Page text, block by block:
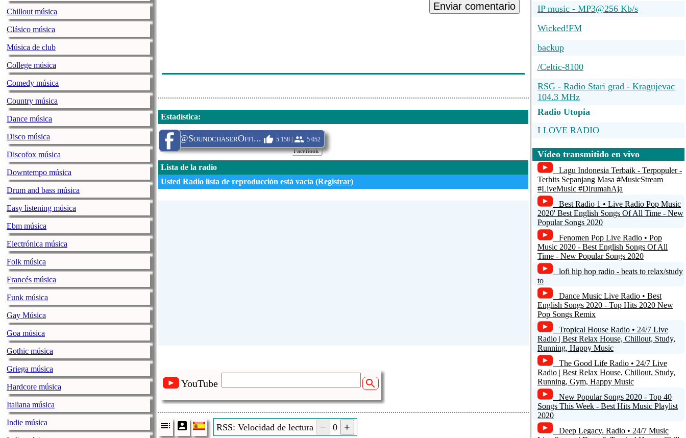
Chillout música
Clásico música
Música de club
College música
Comedy música
Country música
Dance música
Disco música
Discofox música
Downtempo música
Drum and bass música
Easy listening música
Ebm música
Electrónica música
Folk música
Francés música
Funk música
Gay Música
Goa música
Gothic música
Griega música
Hardcore música
Italiana música
Indie música
Enviar comentario
Estadística:
FaceBook
@SoundchaserOffi... 5 158 | 5 052
Lista de la radio
Usted Radio lista de reproducción está vacía (Registrar)
YouTube
RSS: Velocidad de lectura 0
IP music - MP3@256 Kb/s
Wicked!FM
backup
/Celtic-8100
RSG - Radio Stari grad - Kragujevac
104.3 MHz
Radio Utopia
I LOVE RADIO
RADIO KAOS ITALY - ON AIR
ROCKSTATION's Broadcast
WDA1.com:We Dance As One
no name
Vídeo transmitido en vivo
Lagu Indonesia Terbaik - Terpopuler -
Terhits Sepanjang Masa #MusicStream
#LiveMusic #DirumahAja
Best Radio 1 • Live Radio Pop Music
2020' Best English Songs Of All Time - New
Popular Songs 2020
Fenomen Pop Live Radio • Pop
Music 2020 - Best English Songs Of All
Time - New Popular Songs 2020
lofi hip hop radio - beats to relax/study
to
Dance Music Live Radio • Best
English Songs 2020 - Top Hits 2020 New
Pop Songs Remix
Tropical House Radio • 24/7 Live
Radio | Best Relax House, Chillout, Study,
Running, Happy Music
The Good Life Radio • 24/7 Live
Radio | Best Relax House, Chillout, Study,
Running, Gym, Happy Music
New Popular Songs 2020 - Top 40
Songs This Week - Best Hits Music Playlist
2020
Deep Legacy. Radio • 24/7 Music